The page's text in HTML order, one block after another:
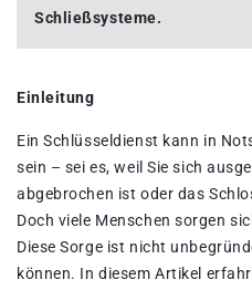
Schließsysteme.
Einleitung
Ein Schlüsseldienst kann in
sein – sei es, weil Sie sich
abgebrochen ist oder das
Doch viele Menschen sorgen
Diese Sorge ist nicht
können. In diesem Artikel